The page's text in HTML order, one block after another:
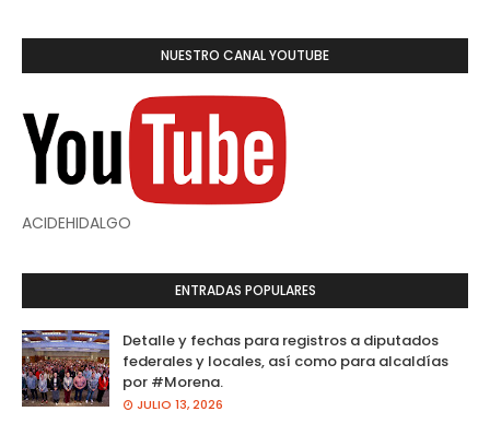
NUESTRO CANAL YOUTUBE
ACIDEHIDALGO
ENTRADAS POPULARES
Detalle y fechas para registros a diputados
federales y locales, así como para alcaldías
por #Morena.
JULIO 13, 2026